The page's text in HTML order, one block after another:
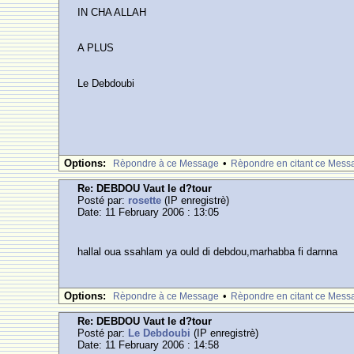
IN CHA ALLAH
A PLUS
Le Debdoubi
Options: Rèpondre à ce Message • Rèpondre en citant ce
Re: DEBDOU Vaut le d?tour
Posté par: rosette (IP enregistrè)
Date: 11 February 2006 : 13:05
hallal oua ssahlam ya ould di debdou,marhabba fi darnna
Options: Rèpondre à ce Message • Rèpondre en citant ce
Re: DEBDOU Vaut le d?tour
Posté par: Le Debdoubi (IP enregistrè)
Date: 11 February 2006 : 14:58